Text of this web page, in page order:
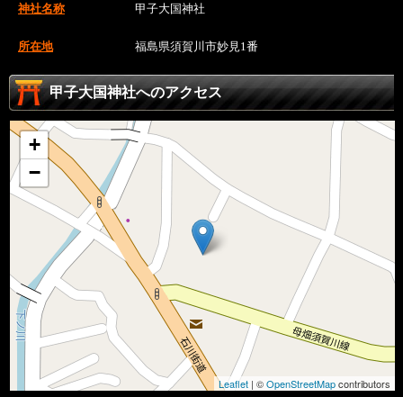
神社名称 甲子大国神社
所在地 福島県須賀川市妙見1番
甲子大国神社へのアクセス
+
−
Leaflet | ©OpenStreetMapcontributors